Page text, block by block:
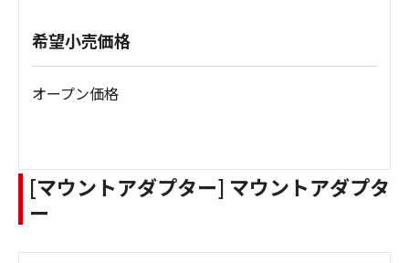
希望小売価格
オープン価格
[マウントアダプター] マウントアダプタ
ー